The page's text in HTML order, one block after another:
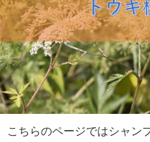
こちらのページではシャン